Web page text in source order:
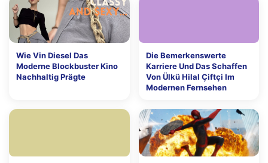
Wie Vin Diesel Das
Moderne Blockbuster Kino
Nachhaltig Prägte
Die Bemerkenswerte
Karriere Und Das Schaffen
Von Ülkü Hilal Çiftçi Im
Modernen Fernsehen